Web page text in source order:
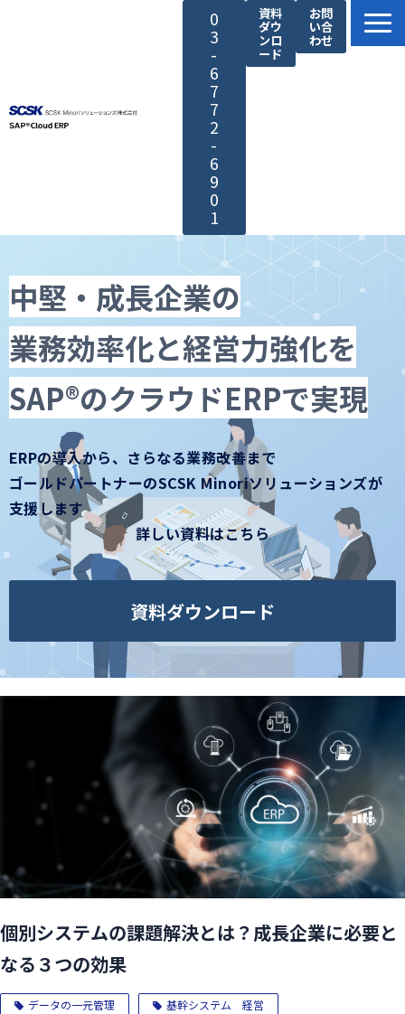
0
3
-
6
7
7
2
-
6
9
0
1
資料
ダウ
ンロ
ード
お問
い合
わせ
SAP®製品の特長
サービス紹介
SCSK Minoriソリューションズが選ばれる理由
導入・サポート
導入事例
コラム
お知らせ
中堅・成長企業の
業務効率化と経営力強化を
SAP®のクラウドERPで実現
ERPの導入から、さらなる業務改善まで
ゴールドパートナーのSCSK Minoriソリューションズが
支援します
詳しい資料はこちら
資料ダウンロード
個別システムの課題解決とは？成長企業に必要と
なる３つの効果
データの一元管理 基幹システム 経営